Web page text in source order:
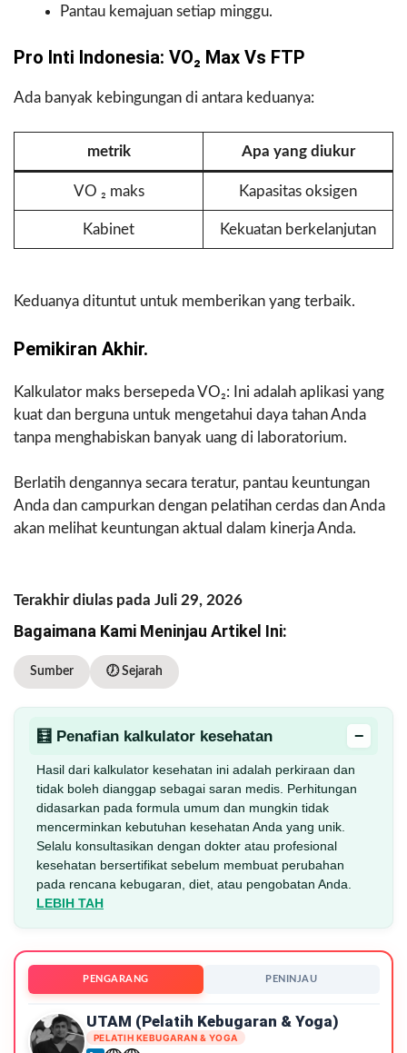
Pantau kemajuan setiap minggu.
Pro Inti Indonesia: VO₂ Max Vs FTP
Ada banyak kebingungan di antara keduanya:
metrik Apa yang diukur
VO ₂ maks Kapasitas oksigen
Kabinet Kekuatan berkelanjutan
Keduanya dituntut untuk memberikan yang terbaik.
Pemikiran Akhir.
Kalkulator maks bersepeda VO₂: Ini adalah aplikasi yang
kuat dan berguna untuk mengetahui daya tahan Anda
tanpa menghabiskan banyak uang di laboratorium.
Berlatih dengannya secara teratur, pantau keuntungan
Anda dan campurkan dengan pelatihan cerdas dan Anda
akan melihat keuntungan aktual dalam kinerja Anda.
Terakhir diulas pada Juli 29, 2026
Bagaimana Kami Meninjau Artikel Ini:
Sumber 🕖 Sejarah
🧮 Penafian kalkulator kesehatan −
Hasil dari kalkulator kesehatan ini adalah perkiraan dan
tidak boleh dianggap sebagai saran medis. Perhitungan
didasarkan pada formula umum dan mungkin tidak
mencerminkan kebutuhan kesehatan Anda yang unik.
Selalu konsultasikan dengan dokter atau profesional
kesehatan bersertifikat sebelum membuat perubahan
pada rencana kebugaran, diet, atau pengobatan Anda.
LEBIH TAH
PENGARANG PENINJAU
UTAM (pelatih Kebugaran & Yoga)
PELATIH KEBUGARAN & YOGA